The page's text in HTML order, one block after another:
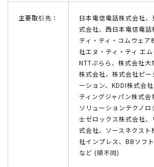
主要取引先：
日本電信電話株式会社
式会社、西日本電信電話
ティ・ティ・コムウェア
社エヌ・ティ・ティ エ
NTTぷらら、株式会社大
株式会社、株式会社ピー
ーション、KDDI株式会
ティングジャパン株式会
ソリューションテクノロ
士ゼロックス株式会社、
式会社、ソースネクスト
社インプレス、BBソフ
など (順不同)